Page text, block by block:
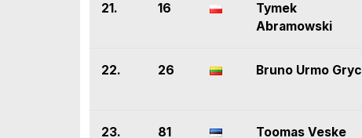
21. 16
Tymek
Abramowski
22. 26 Bruno Urmo Gryc
23. 81 Toomas Veske